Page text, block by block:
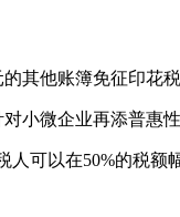
其他账簿免征印花
小微企业再添普惠
可以在50%的税